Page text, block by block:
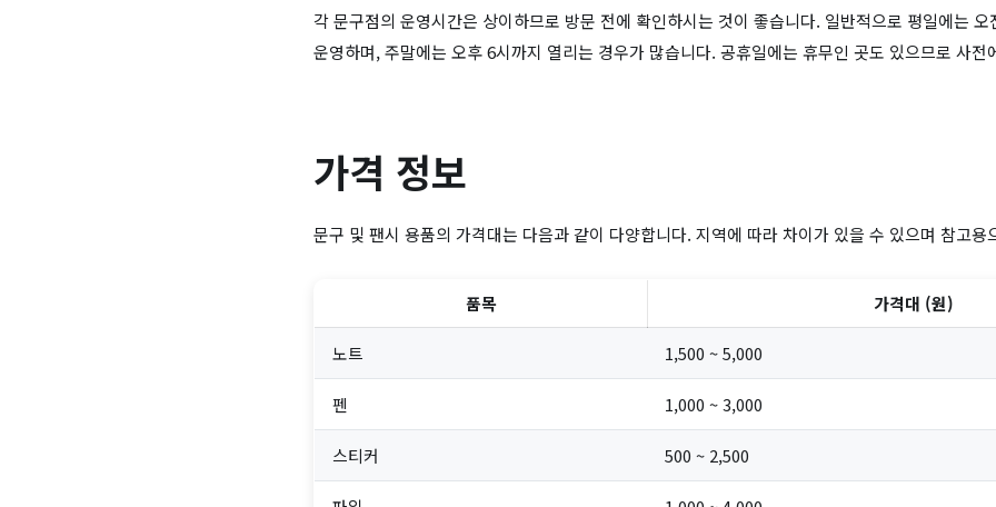
각 문구점의 운영시간은 상이하므로 방문 전에 확인하시는 것이 좋습니다. 일반적으로 평일에는
운영하며, 주말에는 오후 6시까지 열리는 경우가 많습니다. 공휴일에는 휴무인 곳도 있으므로 사전
가격 정보
문구 및 팬시 용품의 가격대는 다음과 같이 다양합니다. 지역에 따라 차이가 있을 수 있으며 참고용
품목 가격대 (원)
노트 1,500 ~ 5,000
펜 1,000 ~ 3,000
스티커 500 ~ 2,500